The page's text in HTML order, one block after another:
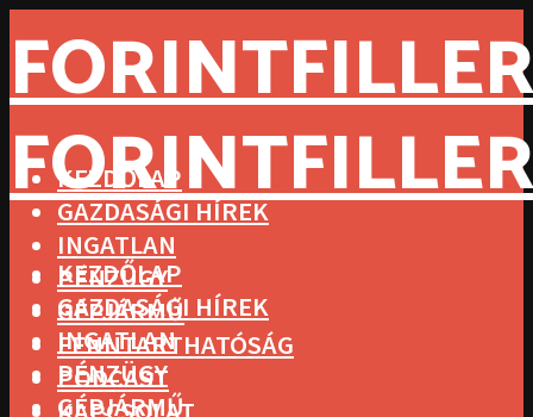
KEZDŐLAP
GAZDASÁGI HÍREK
INGATLAN
PÉNZÜGY
GÉPJÁRMŰ
FENNTARTHATÓSÁG
PODCAST
KEZDŐLAP
GAZDASÁGI HÍREK
INGATLAN
PÉNZÜGY
GÉPJÁRMŰ